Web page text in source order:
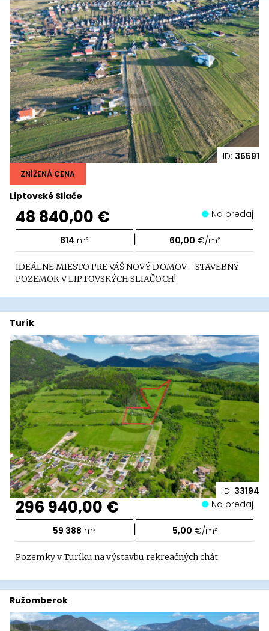
ID: 36591
Liptovské Sliače
ZNÍŽENÁ CENA
48 840,00 € Na predaj
814 m² | 60,00 €/m²
IDEÁLNE MIESTO PRE VÁŠ NOVÝ DOMOV - STAVEBNÝ
POZEMOK V LIPTOVSKÝCH SLIAČOCH!
ID: 33194
Turík
296 940,00 € Na predaj
59 388 m² | 5,00 €/m²
Pozemky v Turíku na výstavbu rekreačných chát
Ružomberok